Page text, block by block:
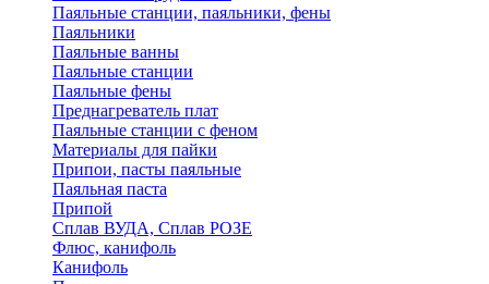
Паяльные станции, паяльники, фены
Паяльники
Паяльные ванны
Паяльные станции
Паяльные фены
Преднагреватель плат
Паяльные станции с феном
Материалы для пайки
Припои, пасты паяльные
Паяльная паста
Припой
Сплав ВУДА, Сплав РОЗЕ
Флюс, канифоль
Канифоль